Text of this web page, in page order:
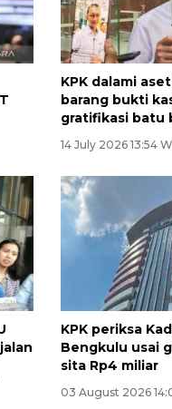
KPK dalami
barang bukti
gratifikasi batu
14 July 2026 13:54
KPK periksa
Bengkulu usai
sita Rp4 miliar
03 August 2026